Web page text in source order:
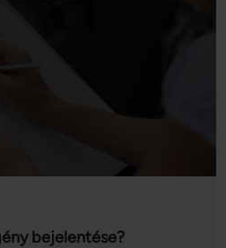
kedvezmények és
valamint azt is, mire kell
esetén.
bejelentése?